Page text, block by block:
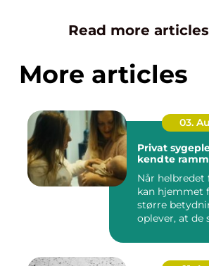
Read more
More articles
03.
Privat sygepleje tryg
kendte
Når helbredet
kan hjemmet
større
oplever, at de